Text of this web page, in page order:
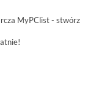
MyPClist - stwórz